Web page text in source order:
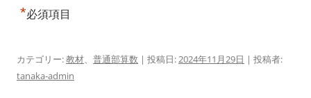
*必須項目
カテゴリー:教材、 普通部算数 | 投稿日:2024年11月29日 | 投稿者:
tanaka-admin